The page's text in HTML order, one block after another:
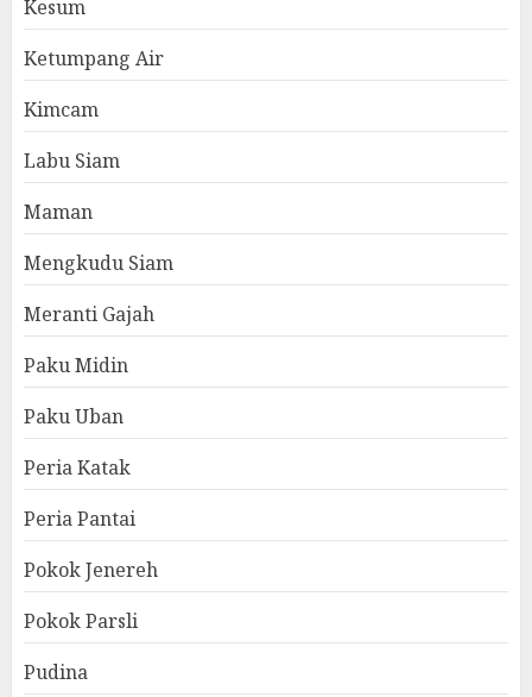
Kesum
Ketumpang Air
Kimcam
Labu Siam
Maman
Mengkudu Siam
Meranti Gajah
Paku Midin
Paku Uban
Peria Katak
Peria Pantai
Pokok Jenereh
Pokok Parsli
Pudina